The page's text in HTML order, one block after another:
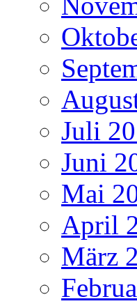
Juli
Juni
Mai
April
März